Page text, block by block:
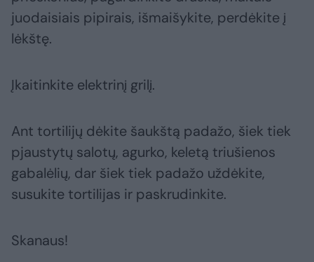
juodaisiais pipirais, išmaišykite, perdėkite į
lėkštę.
Įkaitinkite elektrinį grilį.
Ant tortilijų dėkite šaukštą padažo, šiek tiek
pjaustytų salotų, agurko, keletą triušienos
gabalėlių, dar šiek tiek padažo uždėkite,
susukite tortilijas ir paskrudinkite.
Skanaus!